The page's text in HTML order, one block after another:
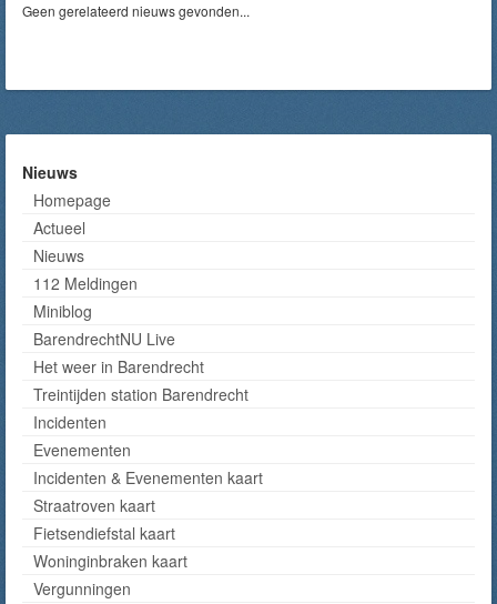
Geen gerelateerd nieuws gevonden...
Nieuws
Homepage
Actueel
Nieuws
112 Meldingen
Miniblog
BarendrechtNU Live
Het weer in Barendrecht
Treintijden station Barendrecht
Incidenten
Evenementen
Incidenten & Evenementen kaart
Straatroven kaart
Fietsendiefstal kaart
Woninginbraken kaart
Vergunningen